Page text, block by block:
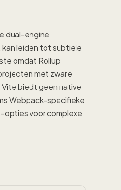
dual-engine
leiden tot subtiele
omdat Rollup
met zware
Vite biedt geen native
Webpack-specifieke
opties voor complexe